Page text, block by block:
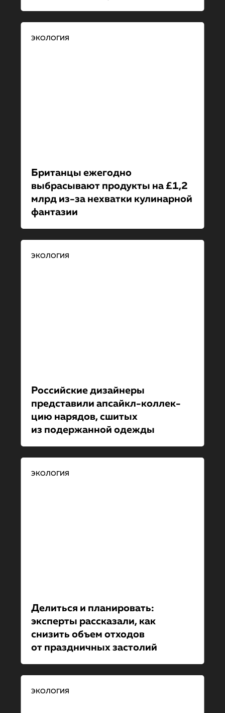
ЭКОЛОГИЯ
Британцы ежегодно
выбрасывают продукты на £1,2
млрд из-за нехватки кулинарной
фантазии
ЭКОЛОГИЯ
Российские дизайнеры
представили апсайкл-коллек­
цию нарядов, сшитых
из подержанной одежды
ЭКОЛОГИЯ
Делиться и планировать:
эксперты рассказали, как
снизить объем отходов
от праздничных застолий
ЭКОЛОГИЯ